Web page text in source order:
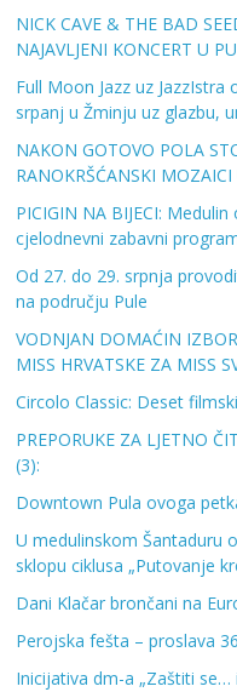
NICK CAVE & THE BAD
NAJAVLJENI KONCERT U
Full Moon Jazz uz
srpanj u Žminju uz glazbu,
NAKON GOTOVO POLA
RANOKRŠĆANSKI
PICIGIN NA BIJECI:
cjelodnevni zabavni
Od 27. do 29. srpnja
na području Pule
VODNJAN DOMAĆIN
MISS HRVATSKE ZA MISS
Circolo Classic: Deset
PREPORUKE ZA LJETNO
(3):
Downtown Pula ovoga
U medulinskom Šantaduru
sklopu ciklusa „Putovanje
Dani Klačar brončani na
Perojska fešta – proslava
Inicijativa dm-a „Zaštiti se…